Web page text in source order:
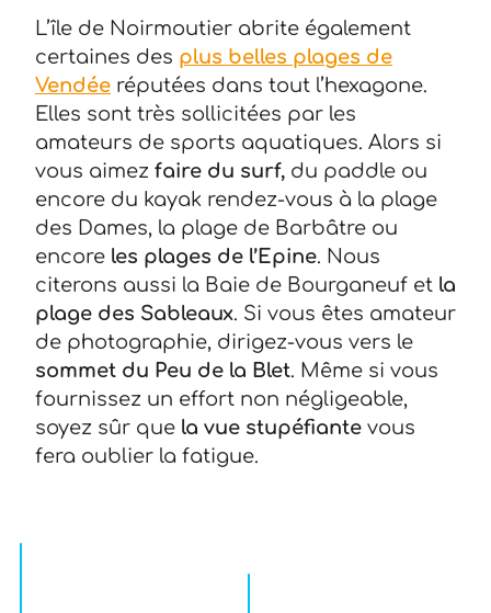
L’île de Noirmoutier abrite également
certaines des plus belles plages de
Vendée réputées dans tout l’hexagone.
Elles sont très sollicitées par les
amateurs de sports aquatiques. Alors si
vous aimez faire du surf, du paddle ou
encore du kayak rendez-vous à la plage
des Dames, la plage de Barbâtre ou
encore les plages de l’Epine. Nous
citerons aussi la Baie de Bourganeuf et la
plage des Sableaux. Si vous êtes amateur
de photographie, dirigez-vous vers le
sommet du Peu de la Blet. Même si vous
fournissez un effort non négligeable,
soyez sûr que la vue stupéfiante vous
fera oublier la fatigue.